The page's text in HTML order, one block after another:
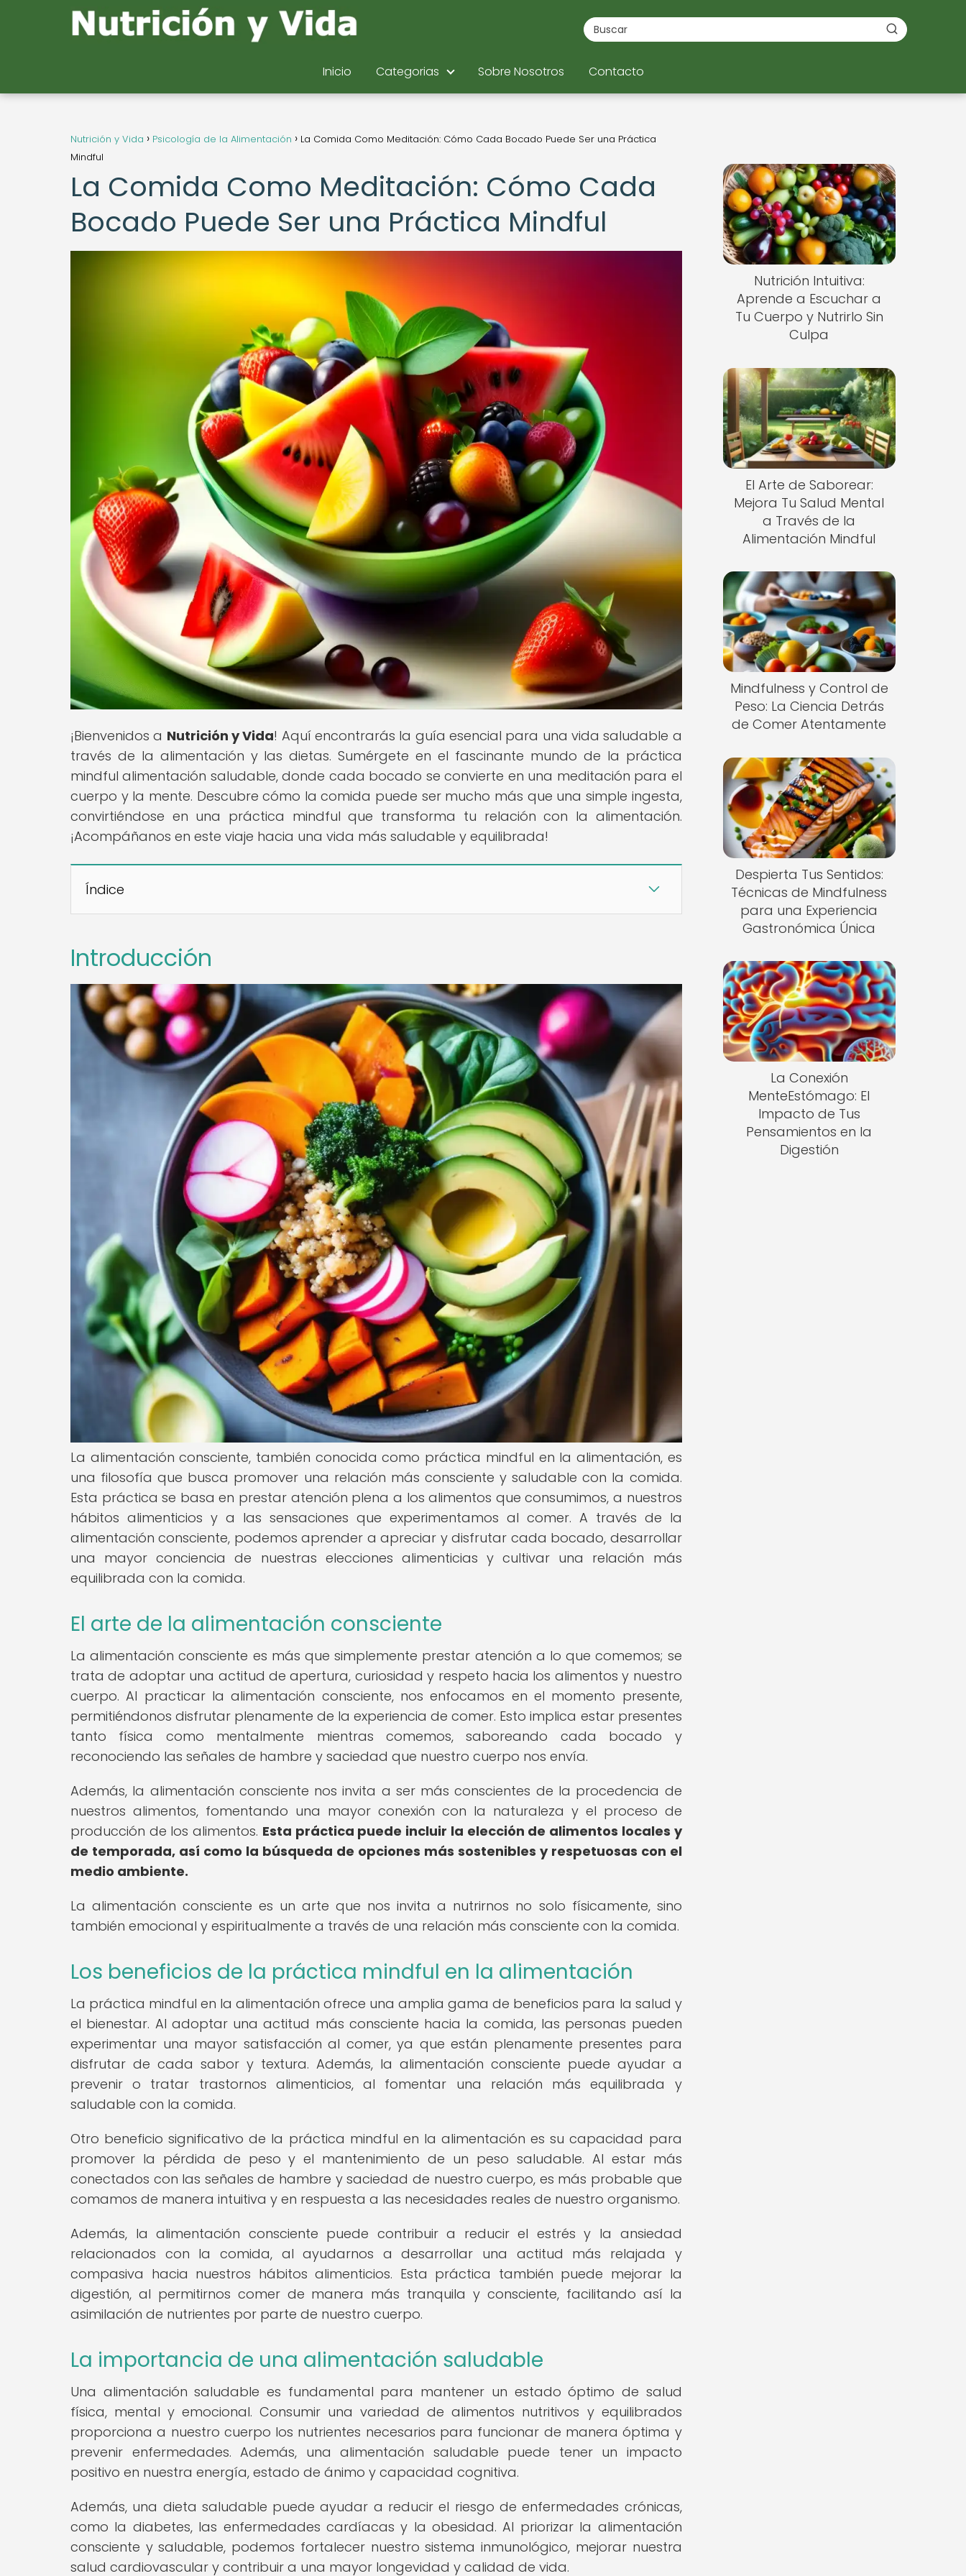
Inicio Categorias Sobre Nosotros Contacto
Nutrición y Vida Psicología de la Alimentación
La Comida Como Meditación: Cómo Cada Bocado Puede Ser una Práctica
Mindful
La Comida Como Meditación: Cómo Cada
Bocado Puede Ser una Práctica Mindful
¡Bienvenidos a Nutrición y Vida! Aquí encontrarás la guía esencial para una vida saludable a
través de la alimentación y las dietas. Sumérgete en el fascinante mundo de la práctica
mindful alimentación saludable, donde cada bocado se convierte en una meditación para el
cuerpo y la mente. Descubre cómo la comida puede ser mucho más que una simple ingesta,
convirtiéndose en una práctica mindful que transforma tu relación con la alimentación.
¡Acompáñanos en este viaje hacia una vida más saludable y equilibrada!
Índice
Introducción
La alimentación consciente, también conocida como práctica mindful en la alimentación, es
una filosofía que busca promover una relación más consciente y saludable con la comida.
Esta práctica se basa en prestar atención plena a los alimentos que consumimos, a nuestros
hábitos alimenticios y a las sensaciones que experimentamos al comer. A través de la
alimentación consciente, podemos aprender a apreciar y disfrutar cada bocado, desarrollar
una mayor conciencia de nuestras elecciones alimenticias y cultivar una relación más
equilibrada con la comida.
El arte de la alimentación consciente
La alimentación consciente es más que simplemente prestar atención a lo que comemos; se
trata de adoptar una actitud de apertura, curiosidad y respeto hacia los alimentos y nuestro
cuerpo. Al practicar la alimentación consciente, nos enfocamos en el momento presente,
permitiéndonos disfrutar plenamente de la experiencia de comer. Esto implica estar presentes
tanto física como mentalmente mientras comemos, saboreando cada bocado y
reconociendo las señales de hambre y saciedad que nuestro cuerpo nos envía.
Además, la alimentación consciente nos invita a ser más conscientes de la procedencia de
nuestros alimentos, fomentando una mayor conexión con la naturaleza y el proceso de
producción de los alimentos. Esta práctica puede incluir la elección de alimentos locales y
de temporada, así como la búsqueda de opciones más sostenibles y respetuosas con el
medio ambiente.
La alimentación consciente es un arte que nos invita a nutrirnos no solo físicamente, sino
también emocional y espiritualmente a través de una relación más consciente con la comida.
Los beneficios de la práctica mindful en la alimentación
La práctica mindful en la alimentación ofrece una amplia gama de beneficios para la salud y
el bienestar. Al adoptar una actitud más consciente hacia la comida, las personas pueden
experimentar una mayor satisfacción al comer, ya que están plenamente presentes para
disfrutar de cada sabor y textura. Además, la alimentación consciente puede ayudar a
prevenir o tratar trastornos alimenticios, al fomentar una relación más equilibrada y
saludable con la comida.
Otro beneficio significativo de la práctica mindful en la alimentación es su capacidad para
promover la pérdida de peso y el mantenimiento de un peso saludable. Al estar más
conectados con las señales de hambre y saciedad de nuestro cuerpo, es más probable que
comamos de manera intuitiva y en respuesta a las necesidades reales de nuestro organismo.
Además, la alimentación consciente puede contribuir a reducir el estrés y la ansiedad
relacionados con la comida, al ayudarnos a desarrollar una actitud más relajada y
compasiva hacia nuestros hábitos alimenticios. Esta práctica también puede mejorar la
digestión, al permitirnos comer de manera más tranquila y consciente, facilitando así la
asimilación de nutrientes por parte de nuestro cuerpo.
La importancia de una alimentación saludable
Una alimentación saludable es fundamental para mantener un estado óptimo de salud
física, mental y emocional. Consumir una variedad de alimentos nutritivos y equilibrados
proporciona a nuestro cuerpo los nutrientes necesarios para funcionar de manera óptima y
prevenir enfermedades. Además, una alimentación saludable puede tener un impacto
positivo en nuestra energía, estado de ánimo y capacidad cognitiva.
Además, una dieta saludable puede ayudar a reducir el riesgo de enfermedades crónicas,
como la diabetes, las enfermedades cardíacas y la obesidad. Al priorizar la alimentación
consciente y saludable, podemos fortalecer nuestro sistema inmunológico, mejorar nuestra
salud cardiovascular y contribuir a una mayor longevidad y calidad de vida.
Nutrición Intuitiva:
Aprende a Escuchar a
Tu Cuerpo y Nutrirlo Sin
Culpa
El Arte de Saborear:
Mejora Tu Salud Mental
a Través de la
Alimentación Mindful
Mindfulness y Control de
Peso: La Ciencia Detrás
de Comer Atentamente
Despierta Tus Sentidos:
Técnicas de Mindfulness
para una Experiencia
Gastronómica Única
La Conexión
MenteEstómago: El
Impacto de Tus
Pensamientos en la
Digestión